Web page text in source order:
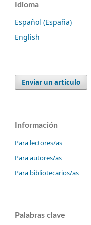
Idioma
Español (España)
English
Enviar un artículo
Información
Para lectores/as
Para autores/as
Para bibliotecarios/as
Palabras clave